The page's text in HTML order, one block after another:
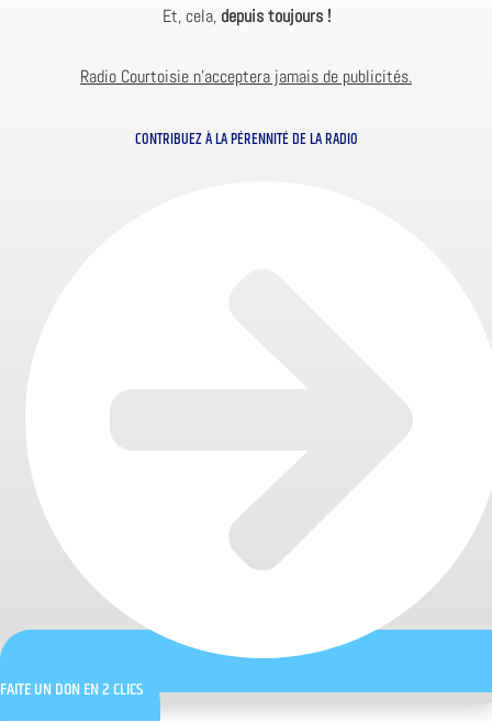
Et, cela, depuis toujours !
Radio Courtoisie n’acceptera jamais de publicités.
CONTRIBUEZ À LA PÉRENNITÉ DE LA RADIO
FAITE UN DON EN 2 CLICS